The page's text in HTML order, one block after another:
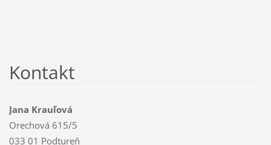
Kontakt
Jana Krauľová
Orechová 615/5
033 01 Podtureň